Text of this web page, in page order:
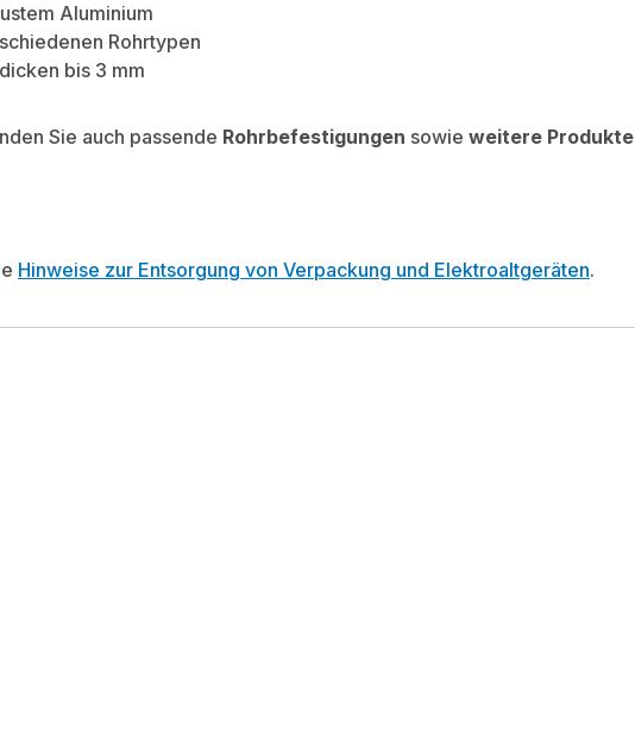
Aluminium
Rohrtypen
bis 3 mm
Sie auch passende Rohrbefestigungen sowie weitere Produkte
Hinweise zur Entsorgung von Verpackung und Elektroaltgeräten.